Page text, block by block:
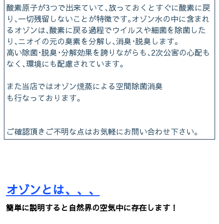
酸素原子が3つで出来ていて､放っておくとすぐに酸素に戻
り､一切残留しないことが特徴です｡オゾン水の中に含まれ
るオゾンは､酸素に戻る過程でウイルスや細菌を除菌した
り､ニオイの元の臭素を分解し､消臭･脱臭します｡
高い除菌･脱臭･分解効果を誇りながらも､2次公害の心配も
なく､環境にも配慮されています｡
また当店ではオゾン燻蒸による空間除菌消臭
も行なっております。
ご確認頂きご不明な点はお気軽にお問い合わせ下さい。
オゾンとは、、、
簡単に説明すると自然界の空気中に存在します！